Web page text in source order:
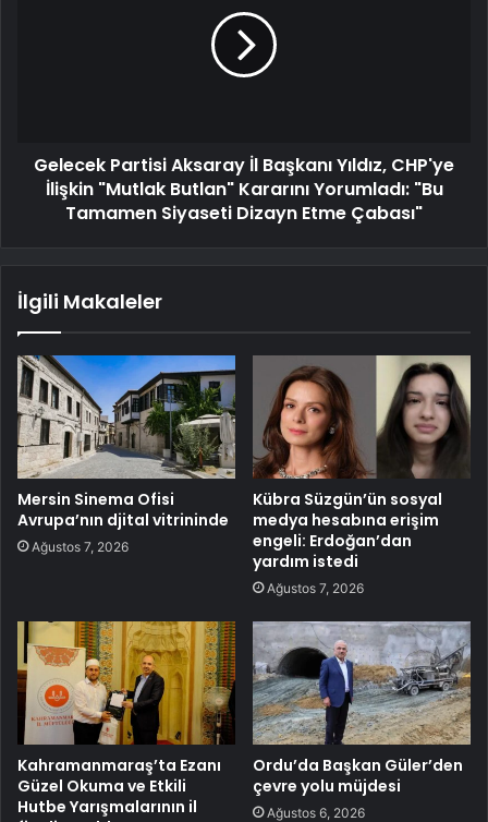
Gelecek Partisi Aksaray İl Başkanı Yıldız, CHP'ye
İlişkin "Mutlak Butlan" Kararını Yorumladı: "Bu
Tamamen Siyaseti Dizayn Etme Çabası"
İlgili Makaleler
Mersin Sinema Ofisi
Avrupa’nın djital vitrininde
Ağustos 7, 2026
Kübra Süzgün’ün sosyal
medya hesabına erişim
engeli: Erdoğan’dan
yardım istedi
Ağustos 7, 2026
Kahramanmaraş’ta Ezanı
Güzel Okuma ve Etkili
Hutbe Yarışmalarının il
Ordu’da Başkan Güler’den
çevre yolu müjdesi
Ağustos 6, 2026